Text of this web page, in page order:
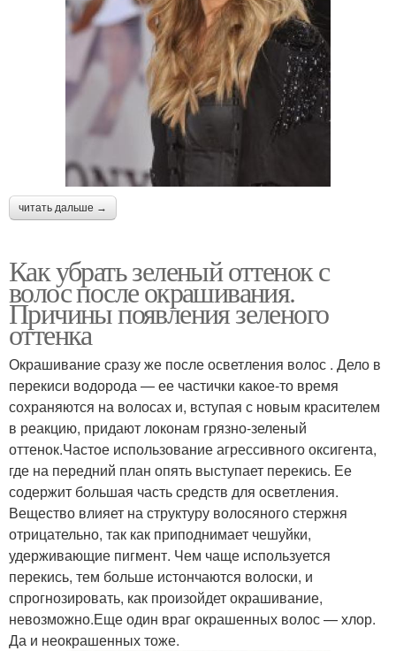
читать дальше →
Как убрать зеленый оттенок с
волос после окрашивания.
Причины появления зеленого
оттенка
Окрашивание сразу же после осветления волос . Дело в
перекиси водорода — ее частички какое-то время
сохраняются на волосах и, вступая с новым красителем
в реакцию, придают локонам грязно-зеленый
оттенок.Частое использование агрессивного оксигента,
где на передний план опять выступает перекись. Ее
содержит большая часть средств для осветления.
Вещество влияет на структуру волосяного стержня
отрицательно, так как приподнимает чешуйки,
удерживающие пигмент. Чем чаще используется
перекись, тем больше истончаются волоски, и
спрогнозировать, как произойдет окрашивание,
невозможно.Еще один враг окрашенных волос — хлор.
Да и неокрашенных тоже.